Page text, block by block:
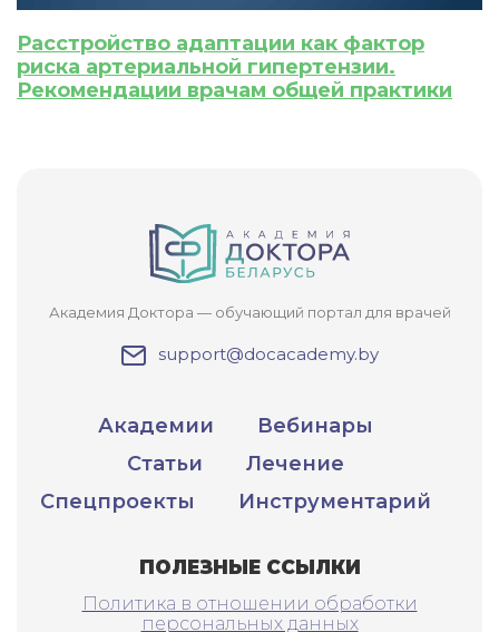
Расстройство адаптации как фактор
риска артериальной гипертензии.
Рекомендации врачам общей практики
Академия Доктора — обучающий портал для врачей
support@docacademy.by
Академии
Вебинары
Статьи
Лечение
Спецпроекты
Инструментарий
ПОЛЕЗНЫЕ ССЫЛКИ
Политика в отношении обработки
персональных данных